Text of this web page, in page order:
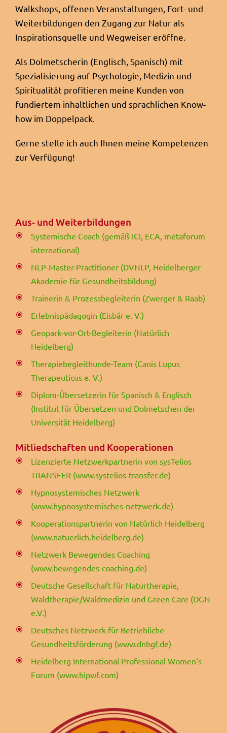
Walkshops, offenen Veranstaltungen, Fort- und
Weiterbildungen den Zugang zur Natur als
Inspirationsquelle und Wegweiser eröffne.
Als Dolmetscherin (Englisch, Spanisch) mit
Spezialisierung auf Psychologie, Medizin und
Spiritualität profitieren meine Kunden von
fundiertem inhaltlichen und sprachlichen Know-
how im Doppelpack.
Gerne stelle ich auch Ihnen meine Kompetenzen
zur Verfügung!
Aus- und Weiterbildungen
Systemische Coach (gemäß ICI, ECA, metaforum
international)
NLP-Master-Practitioner (DVNLP, Heidelberger
Akademie für Gesundheitsbildung)
Trainerin & Prozessbegleiterin (Zwerger & Raab)
Erlebnispädagogin (Eisbär e. V.)
Geopark-vor-Ort-Begleiterin (Natürlich
Heidelberg)
Therapiebegleithunde-Team (Canis Lupus
Therapeuticus e. V.)
Diplom-Übersetzerin für Spanisch & Englisch
(Institut für Übersetzen und Dolmetschen der
Universität Heidelberg)
Mitliedschaften und Kooperationen
Lizenzierte Netzwerkpartnerin von sysTelios
TRANSFER (www.systelios-transfer.de)
Hypnosystemisches Netzwerk
(www.hypnosystemisches-netzwerk.de)
Kooperationspartnerin von Natürlich Heidelberg
(www.natuerlich.heidelberg.de)
Netzwerk Bewegendes Coaching
(www.bewegendes-coaching.de)
Deutsche Gesellschaft für Naturtherapie,
Waldtherapie/Waldmedizin und Green Care (DGN
e.V.)
Deutsches Netzwerk für Betriebliche
Gesundheitsförderung (www.dnbgf.de)
Heidelberg International Professional Women‘s
Forum (www.hipwf.com)